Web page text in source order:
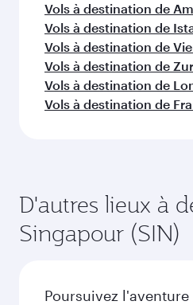
Vols à destination de
Vols à destination de
Vols à destination de
Vols à destination de
Vols à destination de
Vols à destination de
D'autres lieux à
Singapour (SIN)
Poursuivez